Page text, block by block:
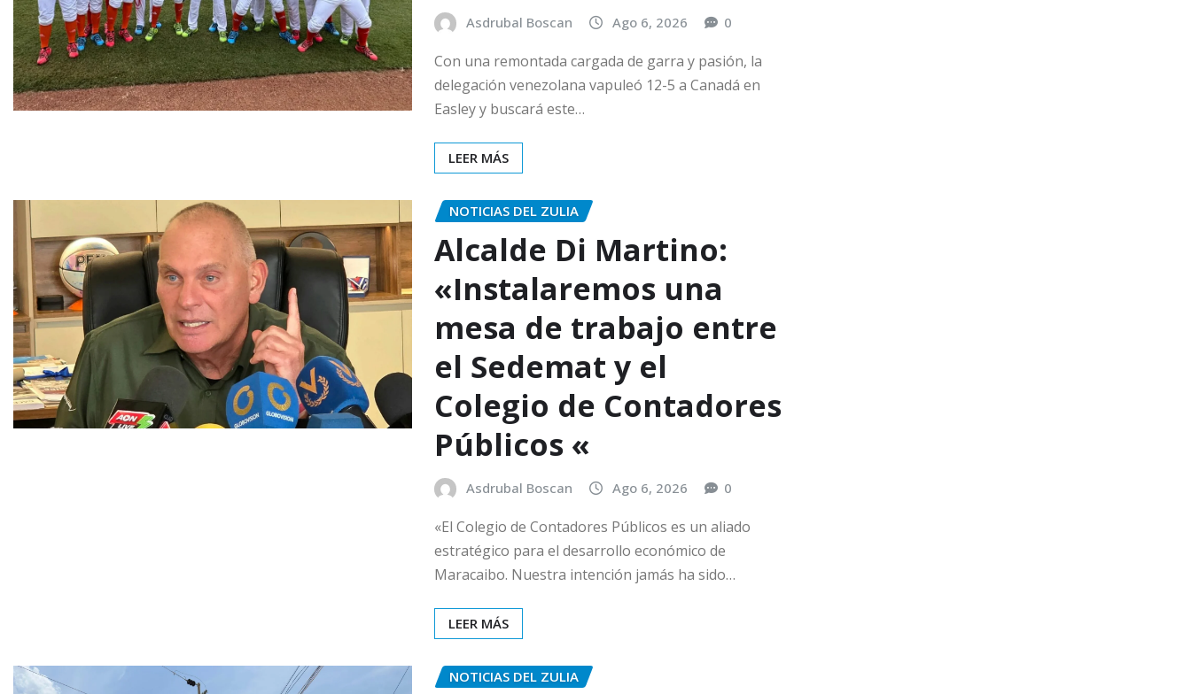
Asdrubal Boscan Ago 6, 2026 0
Con una remontada cargada de garra y pasión, la
delegación venezolana vapuleó 12-5 a Canadá en
Easley y buscará este…
LEER MÁS
NOTICIAS DEL ZULIA
‎Alcalde Di Martino:
«Instalaremos una
mesa de trabajo entre
el Sedemat y el
Colegio de Contadores
Públicos «
Asdrubal Boscan Ago 6, 2026 0
«El Colegio de Contadores Públicos es un aliado
estratégico para el desarrollo económico de
Maracaibo. Nuestra intención jamás ha sido…
LEER MÁS
NOTICIAS DEL ZULIA